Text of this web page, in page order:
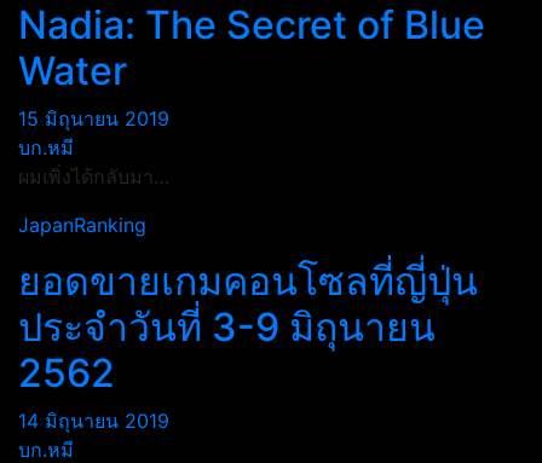
Nadia: The Secret of Blue
Water
15 มิถุนายน 2019
บก.หมี
ผมเพิ่งได้กลับมา…
JapanRanking
ยอดขายเกมคอนโซลที่ญี่ปุ่น
ประจำวันที่ 3-9 มิถุนายน
2562
14 มิถุนายน 2019
บก.หมี